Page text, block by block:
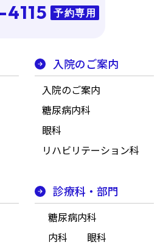
予約専用
入院のご案内
入院のご案内
糖尿病内科
眼科
リハビリテーション科
診療科・部門
糖尿病内科
内科
眼科